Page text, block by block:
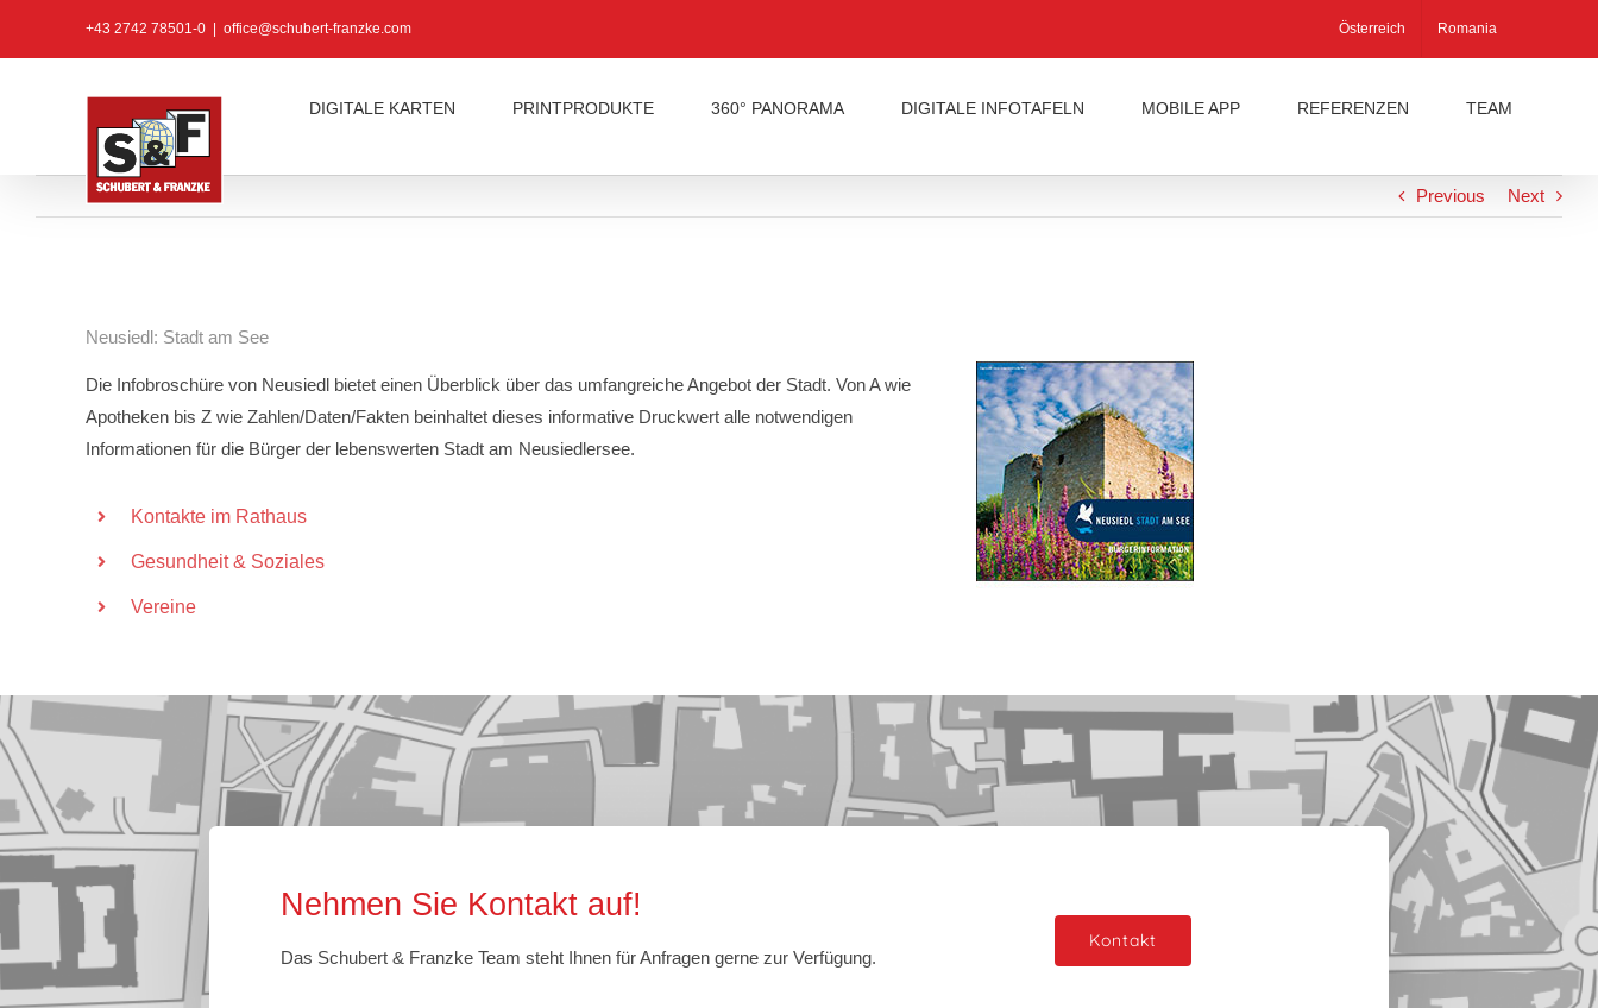
+43 2742 78501-0 office@schubert-franzke.com Österreich Romania
DIGITALE KARTEN PRINTPRODUKTE 360° PANORAMA DIGITALE INFOTAFELN MOBILE APP REFERENZEN TEAM
Previous Next
Neusiedl: Stadt am See
Die Infobroschüre von Neusiedl bietet einen Überblick über das umfangreiche Angebot der Stadt. Von A wie
Apotheken bis Z wie Zahlen/Daten/Fakten beinhaltet dieses informative Druckwert alle notwendigen
Informationen für die Bürger der lebenswerten Stadt am Neusiedlersee.
Kontakte im Rathaus
Gesundheit & Soziales
Vereine
Nehmen Sie Kontakt auf!
Das Schubert & Franzke Team steht Ihnen für Anfragen gerne zur Verfügung.
Kontakt